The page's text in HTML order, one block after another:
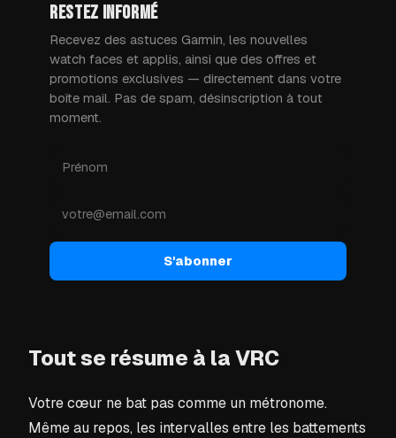
RESTEZ INFORMÉ
Recevez des astuces Garmin, les nouvelles
watch faces et applis, ainsi que des offres et
promotions exclusives — directement dans votre
boîte mail. Pas de spam, désinscription à tout
moment.
S'abonner
Tout se résume à la VRC
Votre cœur ne bat pas comme un métronome.
Même au repos, les intervalles entre les battements